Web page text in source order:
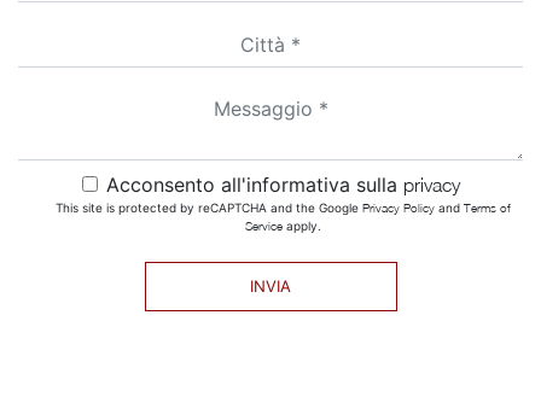
Acconsento all'informativa sulla privacy
This site is protected by reCAPTCHA and the Google Privacy Policyand Terms of
Serviceapply.
INVIA